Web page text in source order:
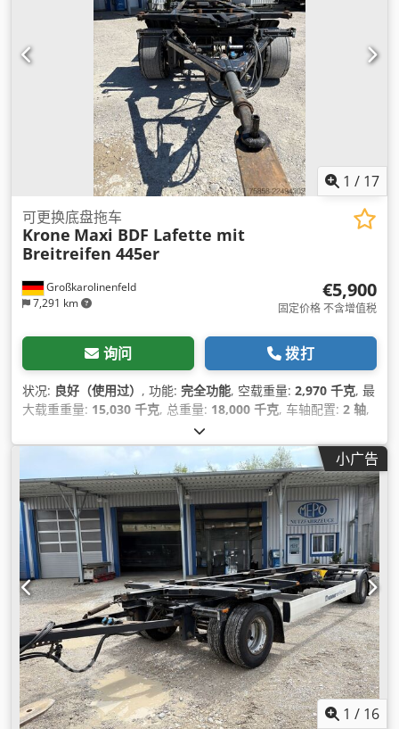
1 / 17
Großkarolinenfeld
7,291 km
可更换底盘拖车
Krone Maxi BDF Lafette mit
Breitreifen 445er
€5,900
固定价格 不含增值税
询问 拨打
状况: 良好（使用过） , 功能: 完全功能, 空载重量: 2,970 千克, 最
大载重重量: 15,030 千克, 总重量: 18,000 千克, 车轴配置: 2 轴,
, 下次检验 (TÜV):
轮胎尺寸:445/45R19,5, 最大速度:125 公里/小时, 设备:防抱死
制动系统 (ABS)
小广告
1 / 16